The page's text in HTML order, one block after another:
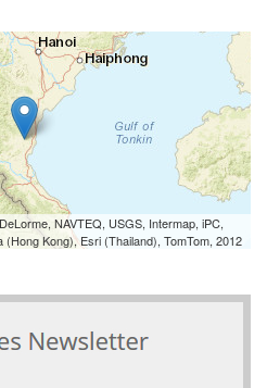
NAVTEQ, USGS, Intermap, iPC,
Kong), Esri (Thailand), TomTom, 2012